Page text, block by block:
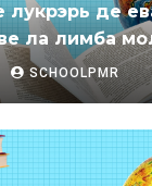
лукрэрь де
ла лимба
класелор
де
SCHOOLPMR